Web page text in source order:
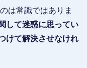
は常識ではありま
して迷惑に思ってい
けて解決させなけれ